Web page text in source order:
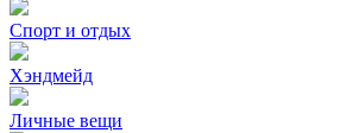
Спорт и отдых
Хэндмейд
Личные вещи